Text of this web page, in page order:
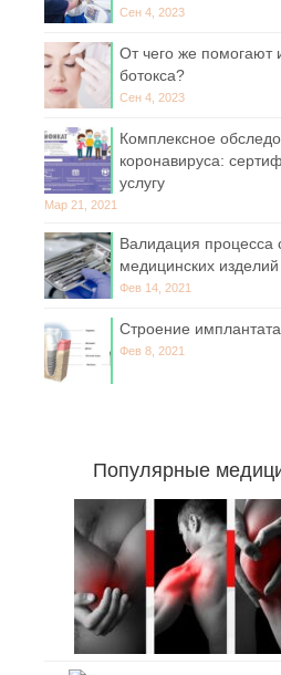
Сен 4, 2023
От чего же помогают
ботокса?
Сен 4, 2023
Комплексное
коронавируса:
услугу
Мар 21, 2021
Валидация процесса
медицинских изделий
Фев 14, 2021
Строение
Фев 8, 2021
Популярные